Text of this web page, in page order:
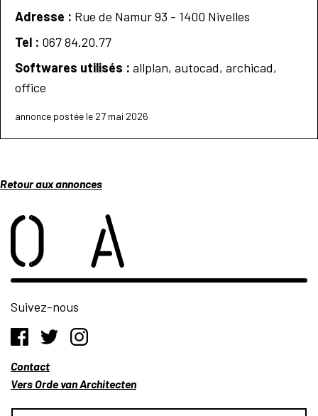
Adresse : Rue de Namur 93 - 1400 Nivelles
Tel : 067 84.20.77
Softwares utilisés : allplan, autocad, archicad,
office
annonce postée le 27 mai 2026
Retour aux annonces
Suivez-nous
Contact
Vers Orde van Architecten